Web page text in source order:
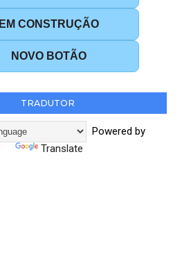
EM CONSTRUÇÃO
NOVO BOTÃO
TRADUTOR
Powered by
Translate